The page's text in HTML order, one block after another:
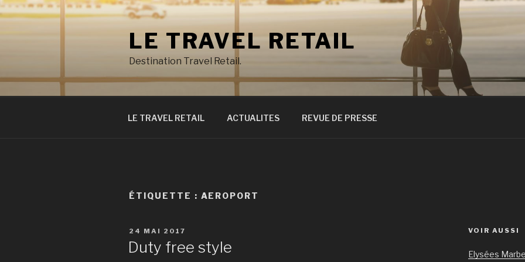
Aller
au
LE TRAVEL RETAIL
Destination Travel Retail.
LE TRAVEL RETAIL ACTUALITES REVUE DE PRESSE
ÉTIQUETTE : AEROPORT
PUBLIÉ
LE
24 MAI 2017
Duty free style
VOIR AUSSI
Elysées